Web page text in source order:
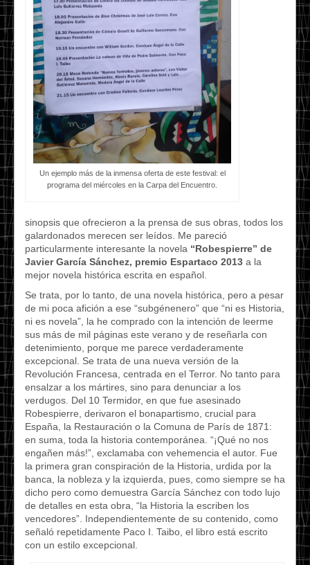
Un ejemplo más de la inmensa oferta de este festival: el
programa del miércoles en la Carpa del Encuentro.
sinopsis que ofrecieron a la prensa de sus obras, todos los
galardonados merecen ser leídos. Me pareció
particularmente interesante la novela “Robespierre” de
Javier García Sánchez, premio Espartaco 2013 a la
mejor novela histórica escrita en español.
Se trata, por lo tanto, de una novela histórica, pero a pesar
de mi poca afición a ese “subgénenero” que “ni es Historia,
ni es novela”, la he comprado con la intención de leerme
sus más de mil páginas este verano y de reseñarla con
detenimiento, porque me parece verdaderamente
excepcional. Se trata de una nueva versión de la
Revolución Francesa, centrada en el Terror. No tanto para
ensalzar a los mártires, sino para denunciar a los
verdugos. Del 10 Termidor, en que fue asesinado
Robespierre, derivaron el bonapartismo, crucial para
España, la Restauración o la Comuna de París de 1871:
en suma, toda la historia contemporánea. “¡Qué no nos
engañen más!”, exclamaba con vehemencia el autor. Fue
la primera gran conspiración de la Historia, urdida por la
banca, la nobleza y la izquierda, pues, como siempre se ha
dicho pero como demuestra García Sánchez con todo lujo
de detalles en esta obra, “la Historia la escriben los
vencedores”. Independientemente de su contenido, como
señaló repetidamente Paco I. Taibo, el libro está escrito
con un estilo excepcional.